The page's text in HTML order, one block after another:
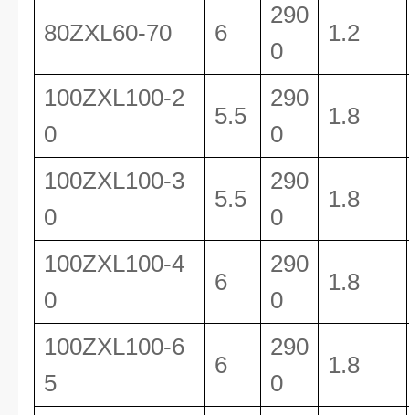
80ZXL60-70 6
290
0
1.2
100ZXL100-2
0
5.5
290
0
1.8
100ZXL100-3
0
5.5
290
0
1.8
100ZXL100-4
0
6
290
0
1.8
100ZXL100-6
5
6
290
0
1.8